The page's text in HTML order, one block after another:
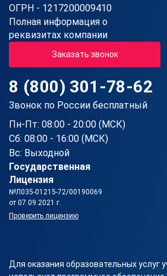
ОГРН - 1217200009410
Полная информация о
реквизитах компании
Заказать звонок
8 (800) 301-78-62
Звонок по России бесплатный
Пн-Пт: 08:00 - 20:00 (МСК)
Сб: 08:00 - 16:00 (МСК)
Вс: Выходной
Государственная
Лицензия
№Л035-01215-72/00190069
от 07.09.2021 г.
Проверить лицензию
Для оказания образовательных услуг